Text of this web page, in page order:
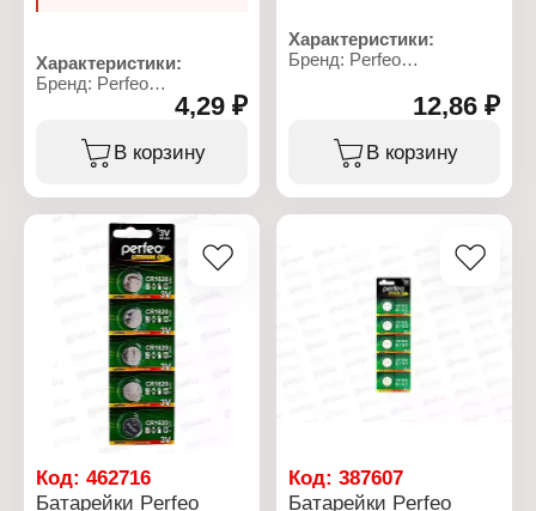
Характеристики:
Бренд: Perfeo
Артикул: PF LR44/10BL
Серия: Alkaline Cell
Тип товара: Батарейка
Типоразмер: LR44, A76,
алкалиновая (щелочная)
Напряжение: 1,5 В
Количество в упаковке:
Упаковка: блистер
4,29 ₽
В корзину
Характеристики:
Бренд: Perfeo
Серия: Lithium Cell
Тип товара: Батарейка
Типоразмер: CR1220
Химическое свойство:
Напряжение: 3 В
12,86 ₽
В корзину
Код: 462716
Батарейки Perfeo
Код:387607
Батарейки Perfeo